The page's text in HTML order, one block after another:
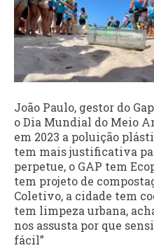
João Paulo, gestor do
o Dia Mundial do Meio
em 2023 a poluição
tem mais justificativa
perpetue, o GAP tem
tem projeto de
Coletivo, a cidade tem
tem limpeza urbana,
nos assusta por que
fácil”